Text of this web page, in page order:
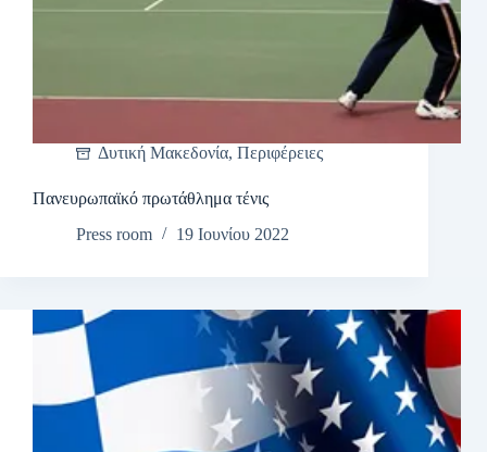
Δυτική Μακεδονία, Περιφέρειες
Πανευρωπαϊκό πρωτάθλημα τένις
Press room
19 Ιουνίου 2022